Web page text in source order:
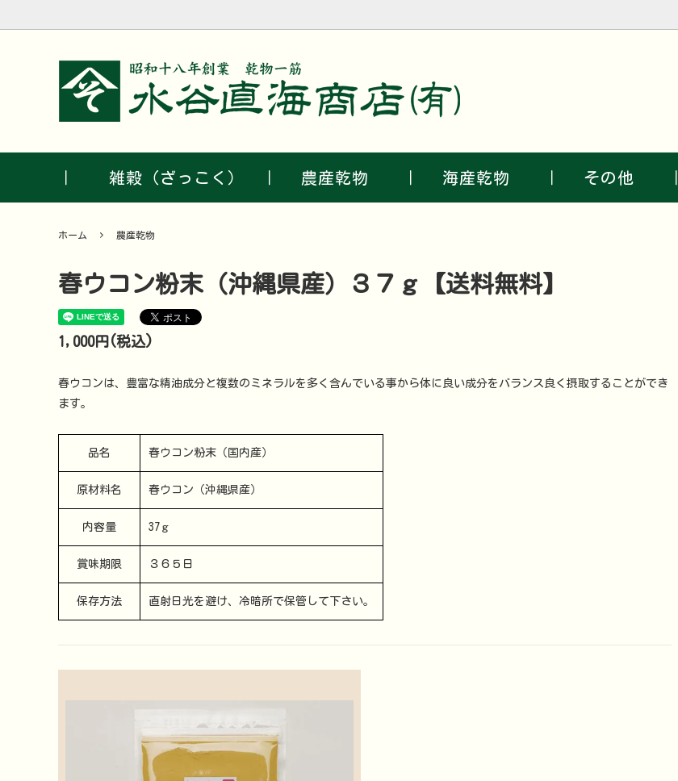
雑穀
｜ 雑穀（ざっこく） ｜ 農産乾物 ｜ 海産乾物 ｜ その他 ｜
ホーム 農産乾物
春ウコン粉末（沖縄県産）３７ｇ【送料無料】
1,000円(税込)
春ウコンは、豊富な精油成分と複数のミネラルを多く含んでいる事から体に良い成分をバランス良く摂取することができ
ます。
品名 春ウコン粉末（国内産）
原材料名 春ウコン（沖縄県産）
内容量 37ｇ
賞味期限 ３６５日
保存方法 直射日光を避け、冷暗所で保管して下さい。